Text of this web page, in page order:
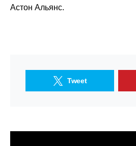
Астон Альянс.
Tweet